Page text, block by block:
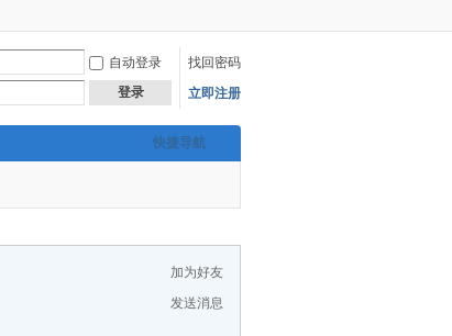
自动登录
找回密码
登录 立即注册
快捷导航
加为好友
发送消息